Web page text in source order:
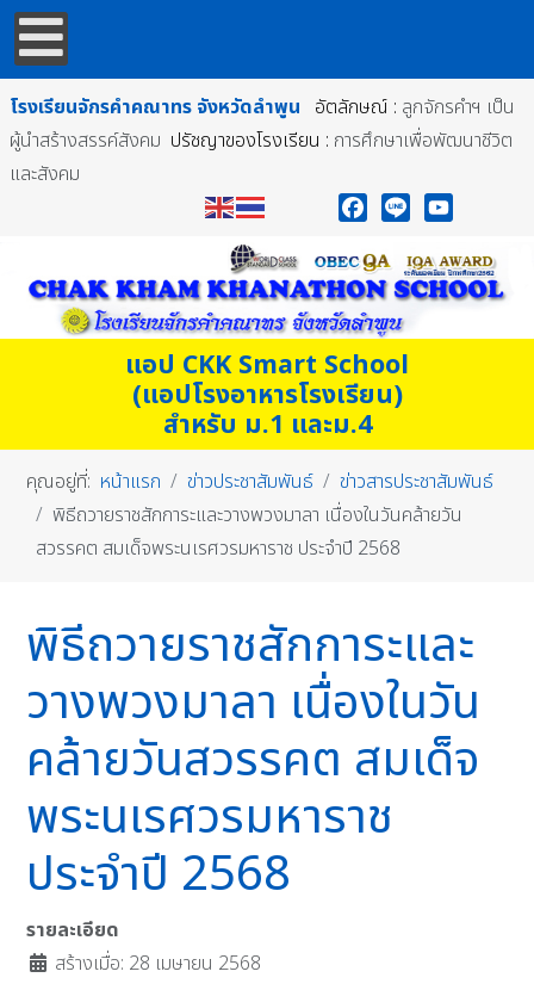
โรงเรียนจักรคำคณาทร จังหวัดลำพูน อัตลักษณ์ : ลูกจักรคำฯ เป็น
ผู้นำสร้างสรรค์สังคม ปรัชญาของโรงเรียน : การศึกษาเพื่อพัฒนาชีวิต
และสังคม
แอป CKK Smart School
(แอปโรงอาหารโรงเรียน)
สำหรับ ม.1 และม.4
คุณอยู่ที่: หน้าแรก ข่าวประชาสัมพันธ์
ข่าวสารประชาสัมพันธ์
พิธีถวายราชสักการะและวางพวงมาลา เนื่องในวันคล้ายวัน
สวรรคต สมเด็จพระนเรศวรมหาราช ประจำปี 2568
พิธีถวายราชสักการะและ
วางพวงมาลา เนื่องในวัน
คล้ายวันสวรรคต สมเด็จ
พระนเรศวรมหาราช
ประจำปี 2568
รายละเอียด
สร้างเมื่อ: 28 เมษายน 2568